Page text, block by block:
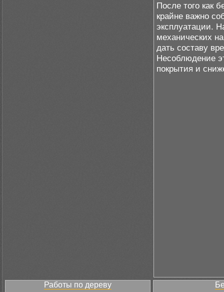
После того как
крайне важно
эксплуатации.
механических
дать составу
Несоблюдение
покрытия и
Работы по дереву